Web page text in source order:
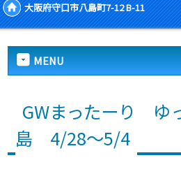
大阪府守口市八島町7-12 B-11
MENU
GWまったーり ゆ
島 4/28～5/4